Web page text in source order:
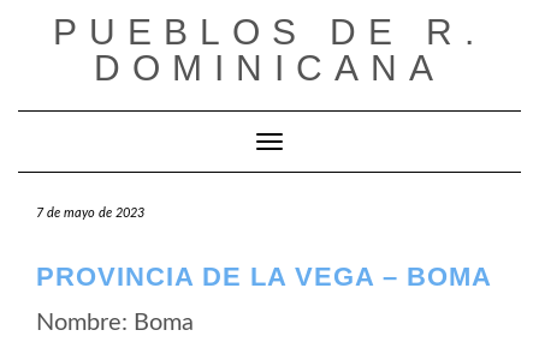
PUEBLOS DE R.
DOMINICANA
Cambiar modo de navegación
7 de mayo de 2023
PROVINCIA DE LA VEGA – BOMA
Nombre: Boma